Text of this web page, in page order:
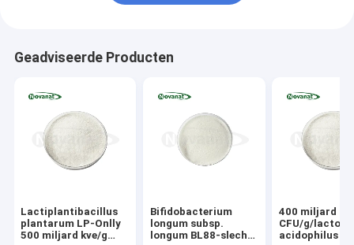
Geadviseerde Producten
Lactiplantibacillus
plantarum LP-Onlly
500 miljard kve/g
Bifidobacterium
longum subsp.
longum BL88-slechts
400 miljard
CFU/g/
acidophilus